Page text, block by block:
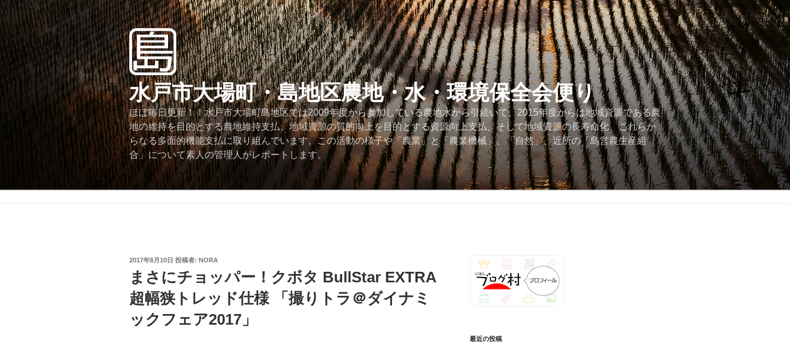
コ
ン
テ
ン
ツ
へ
水戸市大場町・島地区農地・水・環境保全会便り
ほぼ毎日更新！！水戸市大場町島地区では2009年度から参加している農地水から引続いて、2015年度からは地域資源である農
地の維持を目的とする農地維持支払、地域資源の質的向上を目的とする資源向上支払、そして地域資源の長寿命化、これらか
らなる多面的機能支払に取り組んでいます。この活動の様子や「農業」と「農業機械」、「自然」、近所の「島営農生産組
合」について素人の管理人がレポートします。
投
日:
2017年8月10日 投稿者: NORA
まさにチョッパー！クボタ BullStar EXTRA
超幅狭トレッド仕様 「撮りトラ＠ダイナミ
ックフェア2017」
最近の投稿